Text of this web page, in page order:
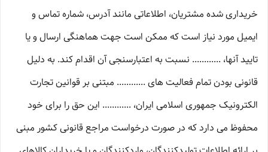
خریداری شده مشتریان، اطلاعاتی مانند آدرس، شماره تماس و
ایمیل مورد نیاز است که ممکن است جهت هماهنگی ارسال و یا
تایید آنها، ............ نسبت به اعتبارسنجی آن اقدام کند. به دلیل
قانونی بودن تمام فعالیت های ............ مبتنی بر قوانین تجارت
الکترونیک جمهوری اسلامی ایران، ............ این حق را برای خود
محفوظ می دارد که در صورت درخواست مراجع قانونی کشور مبنی